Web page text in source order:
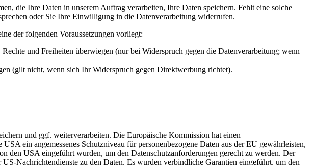
die Ihre Daten in unserem Auftrag verarbeiten, Ihre Daten speichern. Fehlt eine solche
oder Sie Ihre Einwilligung in die Datenverarbeitung widerrufen.
der folgenden Voraussetzungen vorliegt:
und Freiheiten überwiegen (nur bei Widerspruch gegen die Datenverarbeitung; wenn
(gilt nicht, wenn sich Ihr Widerspruch gegen Direktwerbung richtet).
und ggf. weiterverarbeiten. Die Europäische Kommission hat einen
ein angemessenes Schutzniveau für personenbezogene Daten aus der EU gewährleisten,
den USA eingeführt wurden, um den Datenschutzanforderungen gerecht zu werden. Der
Nachrichtendienste zu den Daten. Es wurden verbindliche Garantien eingeführt, um den